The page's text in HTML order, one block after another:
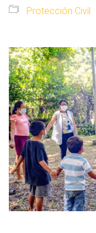
Protección Civil